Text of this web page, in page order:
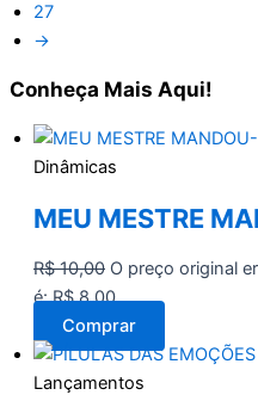
27
→
Conheça Mais Aqui!
Dinâmicas
MEU MESTRE
R$10,00 O preço original
é: R$ 8,00.
Comprar
Lançamentos